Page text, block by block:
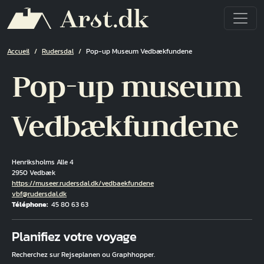
Fil d'Ariane
Accueil Rudersdal Pop-up Museum Vedbækfundene
Pop-up museum
Vedbækfundene
Henriksholms Alle 4
2950 Vedbæk
Hjemmeside
https://museer.rudersdal.dk/vedbaekfundene
Courriel
vbf@rudersdal.dk
Téléphone 45 80 63 63
Planifiez votre voyage
Recherchez sur Rejseplanen ou Graphhopper.